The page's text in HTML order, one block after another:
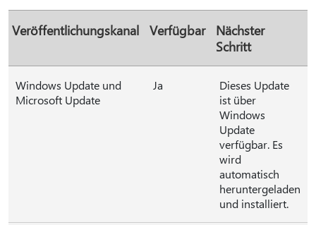
Veröffentlichungskanal Verfügbar
Nächster
Schritt
Windows Update und
Microsoft Update
Ja
Dieses Update
ist über
Windows
Update
verfügbar. Es
wird
automatisch
heruntergeladen
und installiert.